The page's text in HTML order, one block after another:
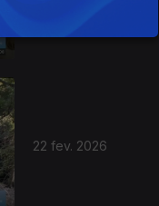
22 fev. 2026